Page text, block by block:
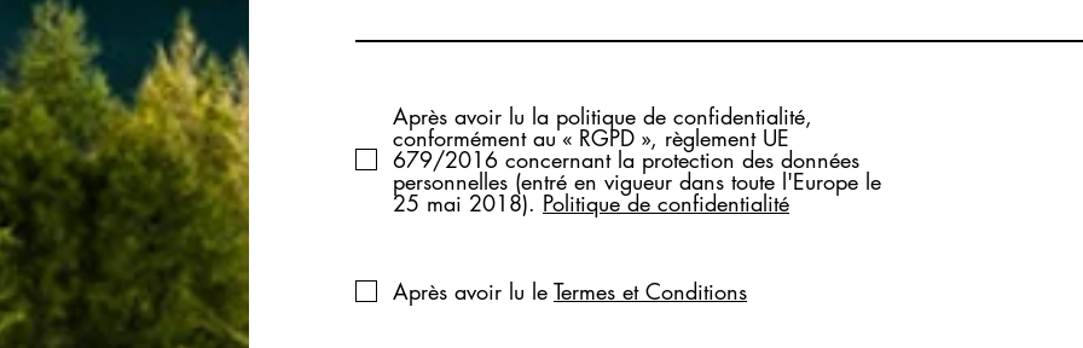
Après avoir lu la politique de confidentialité,
conformément au « RGPD », règlement UE
679/2016 concernant la protection des données
personnelles (entré en vigueur dans toute l'Europe le
25 mai 2018). Politique de confidentialité
Après avoir lu le Termes et Conditions